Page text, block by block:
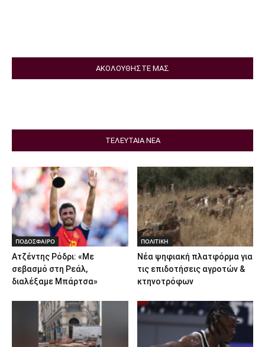
ΑΚΟΛΟΥΘΗΣΤΕ ΜΑΣ
ΤΕΛΕΥΤΑΙΑ ΝΕΑ
ΠΟΔΟΣΦΑΙΡΟ
Ατζέντης Ρόδρι: «Με
σεβασμό στη Ρεάλ,
διαλέξαμε Μπάρτσα»
ΠΟΛΙΤΙΚΗ
Νέα ψηφιακή πλατφόρμα για
τις επιδοτήσεις αγροτών &
κτηνοτρόφων